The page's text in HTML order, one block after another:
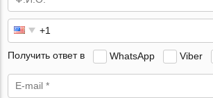
Получить ответ в WhatsApp Viber